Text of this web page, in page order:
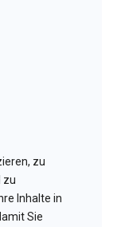
zu
zu
Inhalte in
Sie